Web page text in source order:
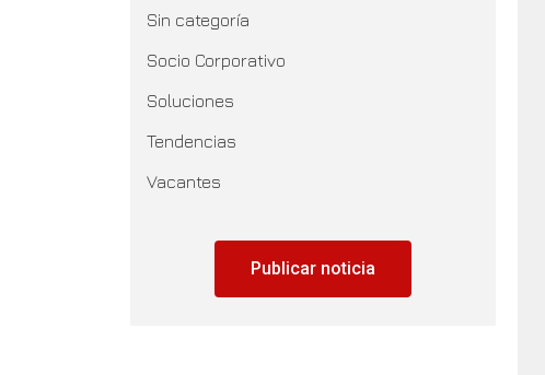
Sin categoría
Socio Corporativo
Soluciones
Tendencias
Vacantes
Publicar noticia